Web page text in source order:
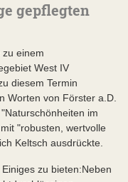
gepflegten
einem
West IV
diesem Termin
Worten von Förster a.D.
im
"robusten, wertvolle
Keltsch ausdrückte.
zu bieten:Neben